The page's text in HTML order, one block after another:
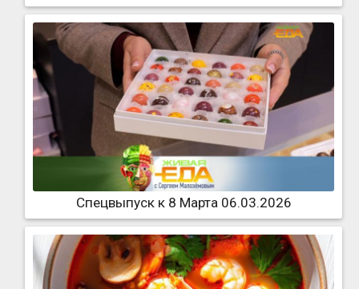
Спецвыпуск к 8 Марта 06.03.2026